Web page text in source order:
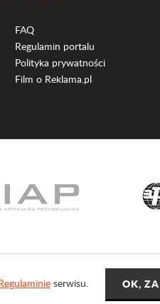
FAQ
Regulamin portalu
Polityka prywatności
Film o Reklama.pl
serwisu.